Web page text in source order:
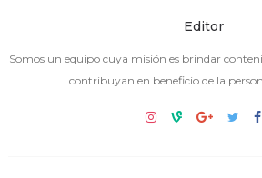
Editor
Somos un equipo cuya misión es brindar
contribuyan en beneficio de la